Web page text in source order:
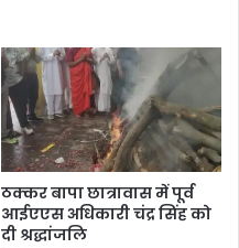
ठक्कर बापा छात्रावास में पूर्व
आईएएस अधिकारी चंद्र सिंह को
दी श्रद्धांजलि